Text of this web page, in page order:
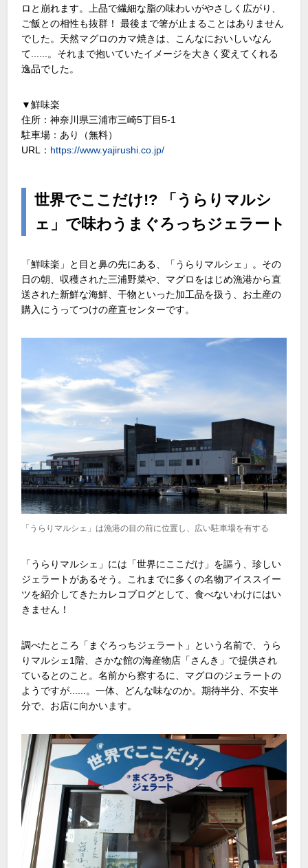
ロと崩れます。上品で繊細な脂の味わいがやさしく広がり、
ご飯との相性も抜群！ 最後まで箸が止まることはありません
でした。天然マグロのカマ焼きは、こんなにおいしいなん
て......。それまで抱いていたイメージを大きく変えてくれる
逸品でした。
▼鮮味楽
住所：神奈川県三浦市三崎5丁目5-1
駐車場：あり（無料）
URL： https://www.yajirushi.co.jp/
世界でここだけ!? 「うらりマルシ
ェ」で味わうまぐろっちジェラート
「鮮味楽」と目と鼻の先にある、「うらりマルシェ」。その
日の朝、収穫された三浦野菜や、マグロをはじめ漁港から直
送された新鮮な海鮮、干物といった加工品を扱う、お土産の
購入にうってつけの産直センターです。
「うらりマルシェ」は漁港の目の前に位置し、広い駐車場を有する
「うらりマルシェ」には「世界にここだけ」を謳う、珍しい
ジェラートがあるそう。これまでに多くの名物アイススイー
ツを紹介してきたカレコブログとして、食べないわけにはい
きません！
調べたところ「まぐろっちジェラート」という名前で、うら
りマルシェ1階、さかな館の海産物店「さんき」で提供され
ているとのこと。名前から察するに、マグロのジェラートの
ようですが......。一体、どんな味なのか。期待半分、不安半
分で、お店に向かいます。